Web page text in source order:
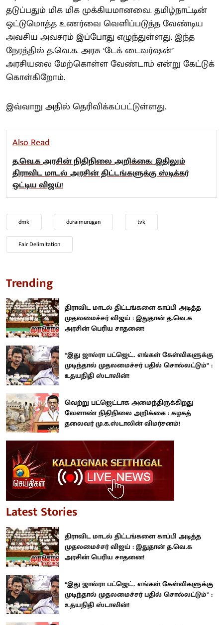
தடுப்பதும் மிக மிக முக்கியமானவை. தமிழ்நாட்டின்
ஒட்டுமொத்த உணர்வை வெளிப்படுத்த வேண்டிய
அவசிய அவசரம் இப்போது எழுந்துள்ளது. இந்த
நேரத்தில் த.வெ.க. அரசு ‘டேக் டைவர்ஷன்’
அரசியலை மேற்கொள்ள வேண்டாம் என்று கேட்டுக்
கொள்கிறோம்.
இவ்வாறு அதில் தெரிவிக்கப்பட்டுள்ளது.
Also Read
த.வெ.க அரசின் நிதிநிலை அறிக்கை: இதிலும்
திராவிட மாடல் அரசின் திட்டங்களுக்கு ஸ்டிக்கர்
ஒட்டிய விஜய்!
dmk duraimurugan tvk
Fair Delimitation
Trending
திராவிட மாடல் திட்டங்களை காப்பி அடித்த
முதலமைச்சர் விஜய் : இதுதான் த.வெ.க
அரசின் பெரிய சாதனை!
“இது ஜால்ரா பட்ஜெட்.. எங்கள் கேள்விகளுக்கு
முடிந்தால் முதலமைச்சர் பதில் சொல்லட்டும்” :
உதயநிதி ஸ்டாலின்!
வெற்று பட்ஜெட்டாக அமைந்திருக்கிறது
வேளாண் நிதிநிலை அறிக்கை : கழகத்
தலைவர் மு.க.ஸ்டாலின் விமர்சனம்!
Latest Stories
திராவிட மாடல் திட்டங்களை காப்பி அடித்த
முதலமைச்சர் விஜய் : இதுதான் த.வெ.க
அரசின் பெரிய சாதனை!
“இது ஜால்ரா பட்ஜெட்.. எங்கள் கேள்விகளுக்கு
முடிந்தால் முதலமைச்சர் பதில் சொல்லட்டும்” :
உதயநிதி ஸ்டாலின்!